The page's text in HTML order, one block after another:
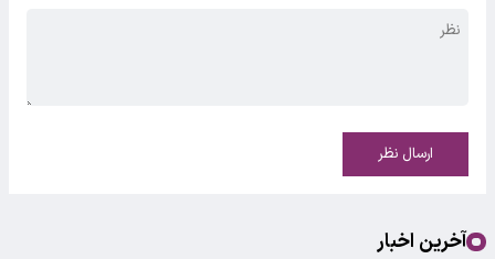
ارسال نظر
آخرین اخبار